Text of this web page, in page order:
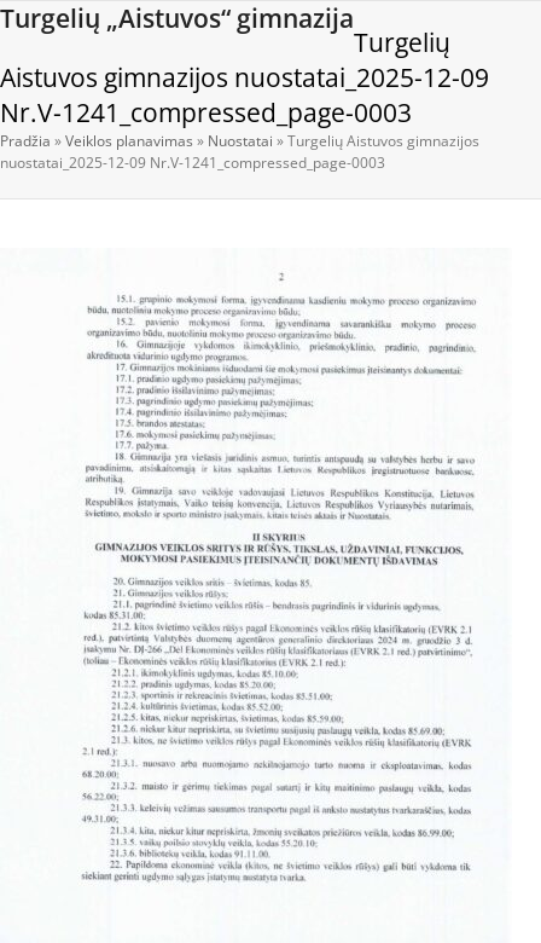
Skip
content
Turgelių „Aistuvos“ gimnazija
Open
mobile
menu
Close
mobile
menu
Turgelių
Aistuvos gimnazijos nuostatai_2025-12-09
Nr.V-1241_compressed_page-0003
Pradžia »Veiklos planavimas » Nuostatai »Turgelių Aistuvos gimnazijos
nuostatai_2025-12-09 Nr.V-1241_compressed_page-0003